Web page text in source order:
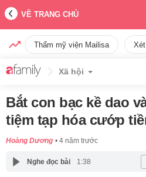
VỀ TRANG CHỦ
Thẩm mỹ viện Mailisa
Xã hội
Bắt con bạc kề dao
tiệm tạp hóa cướp
Hoàng Dương 4 năm trước
Nghe đọc bài 1:38